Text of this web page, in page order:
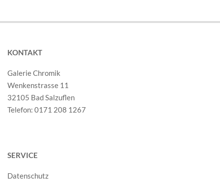
KONTAKT
Galerie Chromik
Wenkenstrasse 11
32105 Bad Salzuflen
Telefon: 0171 208 1267
SERVICE
Datenschutz